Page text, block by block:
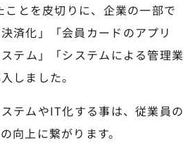
ことを皮切りに、企業の一部で
済化」「会員カードのアプリ
テム」「システムによる管理業
しました。
テムやIT化する事は、従業員の
向上に繋がります。